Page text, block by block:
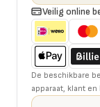
Veilig online
De beschikbare
apparaat, klant